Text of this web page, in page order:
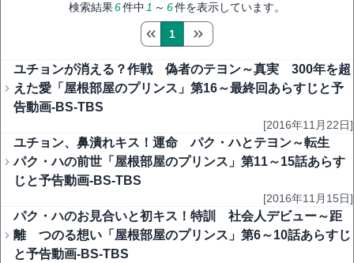
検索結果6件中 1 ～ 6件を表示しています。
1
ユチョンが消える？作戦 偽者のテヨン～真実 300年を超
えた愛「屋根部屋のプリンス」第16～最終回あらすじと予
告動画-BS-TBS
[2016年11月22日]
ユチョン、鼻潰れキス！運命 パク・ハとテヨン～転生
パク・ハの前世「屋根部屋のプリンス」第11～15話あらす
じと予告動画-BS-TBS
[2016年11月15日]
パク・ハのお見合いと初キス！特訓 社会人デビュー～距
離 つのる想い「屋根部屋のプリンス」第6～10話あらすじ
と予告動画-BS-TBS